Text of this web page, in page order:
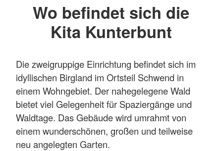
Wo befindet sich die
Kita Kunterbunt
Die zweigruppige Einrichtung befindet sich im
idyllischen Birgland im Ortsteil Schwend in
einem Wohngebiet. Der nahegelegene Wald
bietet viel Gelegenheit für Spaziergänge und
Waldtage. Das Gebäude wird umrahmt von
einem wunderschönen, großen und teilweise
neu angelegten Garten.